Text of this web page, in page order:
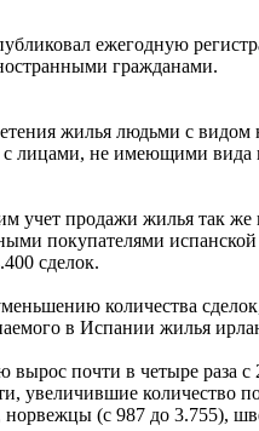
ежегодную
гражданами.
жилья людьми с
лицами, не имеющими вида
учет продажи жилья так
покупателями
сделок.
количества
в Испании жилья
почти в четыре раза
увеличившие количество
(с 987 до 3.755),